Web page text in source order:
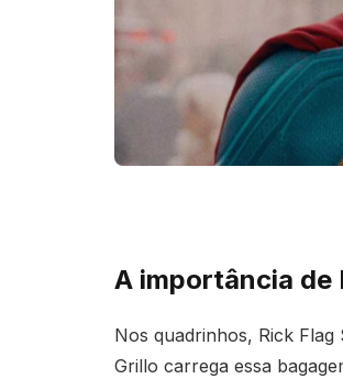
A importância de
Nos quadrinhos, Rick
Grillo carrega essa